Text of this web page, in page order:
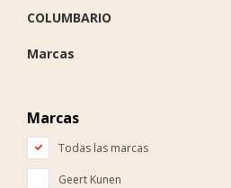
COLUMBARIO
Marcas
Marcas
Todas las marcas
Geert Kunen